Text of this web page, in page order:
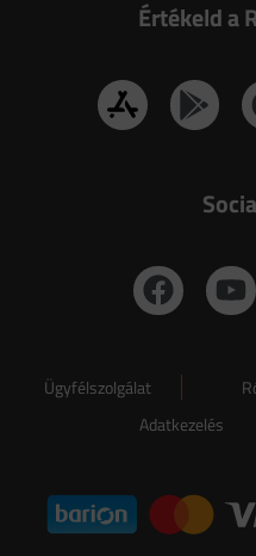
Értékeld a
Ügyfélszolgálat
Adatkezelés